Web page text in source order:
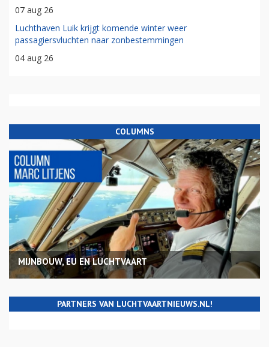
07 aug 26
Luchthaven Luik krijgt komende winter weer
passagiersvluchten naar zonbestemmingen
04 aug 26
COLUMNS
MIJNBOUW, EU EN LUCHTVAART
PARTNERS VAN LUCHTVAARTNIEUWS.NL!